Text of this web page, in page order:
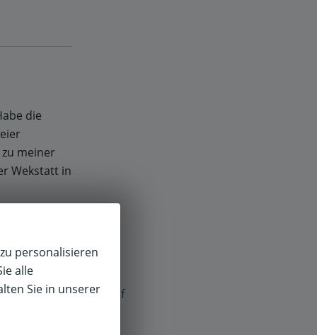
die
meiner
Wekstatt in
personalisieren
alle
Sie in unserer
f